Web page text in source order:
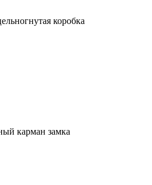
коробка
карман замка